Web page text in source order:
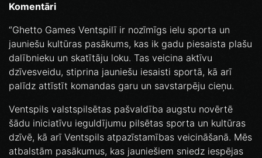
Komentāri
“Ghetto Games Ventspilī ir nozīmīgs ielu sporta un
jauniešu kultūras pasākums, kas ik gadu piesaista plašu
dalībnieku un skatītāju loku. Tas veicina aktīvu
dzīvesveidu, stiprina jauniešu iesaisti sportā, kā arī
palīdz attīstīt komandas garu un savstarpēju cieņu.
Ventspils valstspilsētas pašvaldība augstu novērtē
šādu iniciatīvu ieguldījumu pilsētas sporta un kultūras
dzīvē, kā arī Ventspils atpazīstamības veicināšanā. Mēs
atbalstām pasākumus, kas jauniešiem sniedz iespējas